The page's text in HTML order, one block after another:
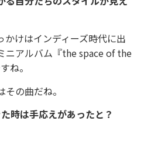
けはインディーズ時代に出
ニアルバム『the space of the
ね。
の曲だね。
時は手応えがあったと？